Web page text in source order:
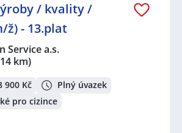
/ kvality /
ž) - 13.plat
Service a.s.
km)
900 Kč
Plný úvazek
pro cizince